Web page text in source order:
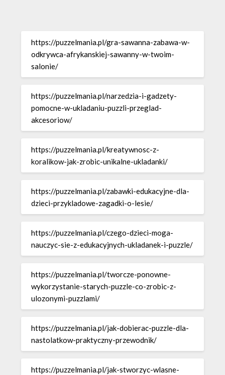
https://puzzelmania.pl/gra-sawanna-zabawa-w-
odkrywca-afrykanskiej-sawanny-w-twoim-
salonie/
https://puzzelmania.pl/narzedzia-i-gadzety-
pomocne-w-ukladaniu-puzzli-przeglad-
akcesoriow/
https://puzzelmania.pl/kreatywnosc-z-
koralikow-jak-zrobic-unikalne-ukladanki/
https://puzzelmania.pl/zabawki-edukacyjne-dla-
dzieci-przykladowe-zagadki-o-lesie/
https://puzzelmania.pl/czego-dzieci-moga-
nauczyc-sie-z-edukacyjnych-ukladanek-i-puzzle/
https://puzzelmania.pl/tworcze-ponowne-
wykorzystanie-starych-puzzle-co-zrobic-z-
ulozonymi-puzzlami/
https://puzzelmania.pl/jak-dobierac-puzzle-dla-
nastolatkow-praktyczny-przewodnik/
https://puzzelmania.pl/jak-stworzyc-wlasne-